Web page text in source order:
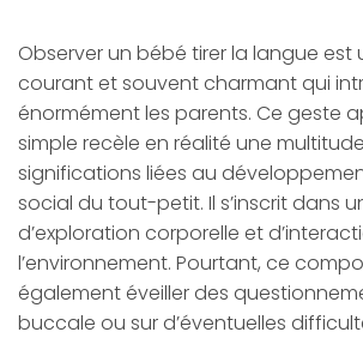
Observer un bébé tirer la langue est
courant et souvent charmant qui
énormément les parents. Ce geste
simple recèle en réalité une
significations liées au
social du tout-petit. Il s’inscrit dans
d’exploration corporelle et
l’environnement. Pourtant, ce
également éveiller des
buccale ou sur d’éventuelles